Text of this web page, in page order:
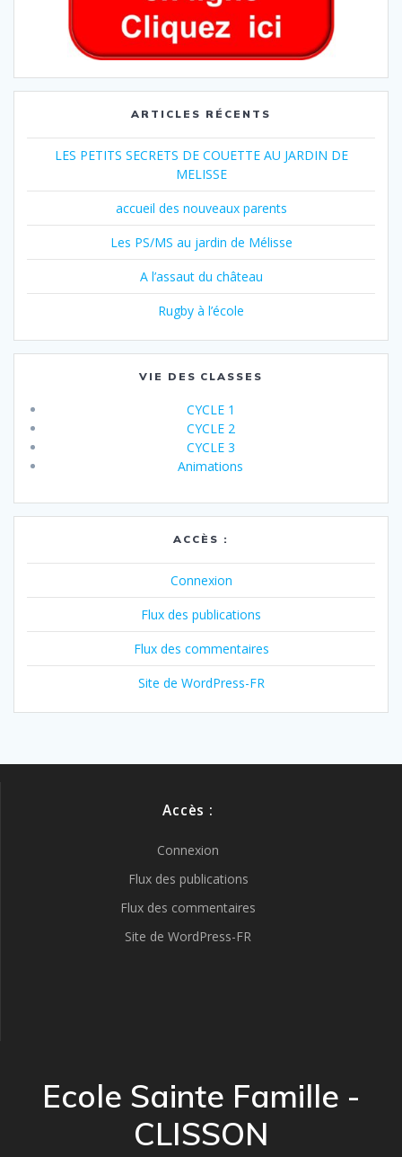
ARTICLES RÉCENTS
LES PETITS SECRETS DE COUETTE AU JARDIN DE
MELISSE
accueil des nouveaux parents
Les PS/MS au jardin de Mélisse
A l’assaut du château
Rugby à l’école
VIE DES CLASSES
CYCLE 1
CYCLE 2
CYCLE 3
Animations
ACCÈS :
Connexion
Flux des publications
Flux des commentaires
Site de WordPress-FR
Accès :
Connexion
Flux des publications
Flux des commentaires
Site de WordPress-FR
Ecole Sainte Famille -
CLISSON